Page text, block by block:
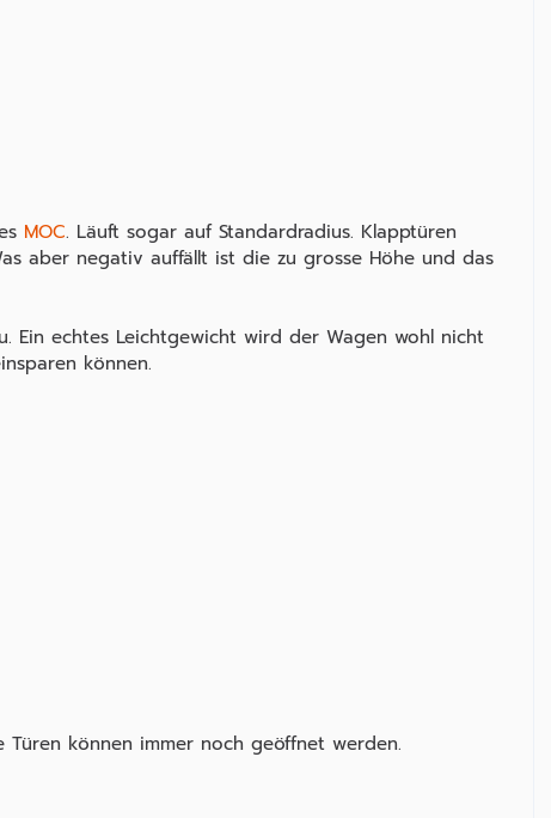
MOC. Läuft sogar auf Standardradius. Klapptüren
aber negativ auffällt ist die zu grosse Höhe und das
Ein echtes Leichtgewicht wird der Wagen wohl nicht
können.
können immer noch geöffnet werden.